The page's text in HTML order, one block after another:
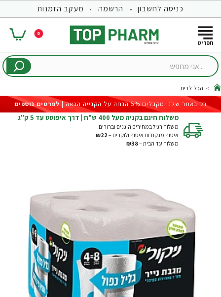
כניסה לחשבון הרשמה מעקב הזמנות
0
...אני
home
הכל לבית
רק באתר שלנו מקבלים 5% הנחה על הקנייה הבאה |
לפרטים נוספים
משלוח חינם בקניה מעל 400 ש"ח | דרך איפוסט עד 5 ק"ג
משלוח רגיל במחירים הוגנים וברורים:
איסוף מנקודות איסוף ולוקרים – ₪22
משלוח עד הבית –₪38